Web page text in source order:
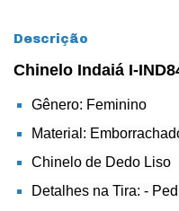
Descrição
Chinelo Indaiá I-
Gênero: Feminino
Material:
Chinelo de Dedo Liso
Detalhes na Tira: -